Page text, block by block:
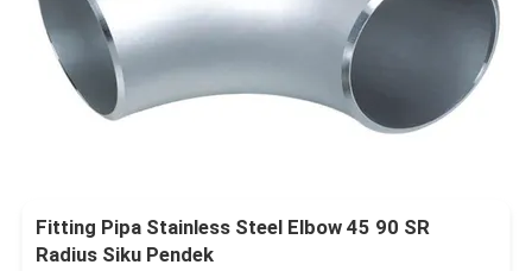
Fitting Pipa Stainless Steel Elbow 45 90 SR
Radius Siku Pendek